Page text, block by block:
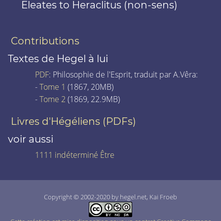
Eleates to Heraclitus (non-sens)
Contributions
Textes de Hegel à lui
PDF: Philosophie de l'Esprit, traduit par A.Vêra:
-Tome 1 (1867, 20MB)
-Tome 2 (1869, 22.9MB)
Livres d'Hégéliens (PDFs)
voir aussi
1111 indéterminé Être
Copyright © 2002-2020 by hegel.net, Kai Froeb